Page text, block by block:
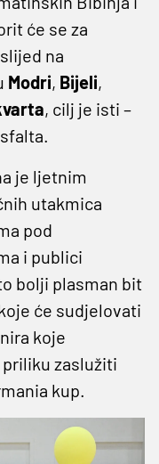
će se za
na
Modri, Bijeli,
, cilj je isti –
je ljetnim
utakmica
pod
i publici
bolji plasman bit
će sudjelovati
koje
zaslužiti
kup.